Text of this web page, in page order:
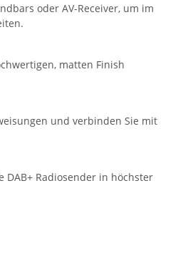
oder AV-Receiver, um im
matten Finish
und verbinden Sie mit
DAB+ Radiosender in höchster